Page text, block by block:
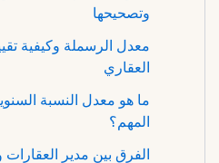
وتصحيحها
معدل الرسملة وكيفية
العقاري
المهم؟
الفرق بين مدير